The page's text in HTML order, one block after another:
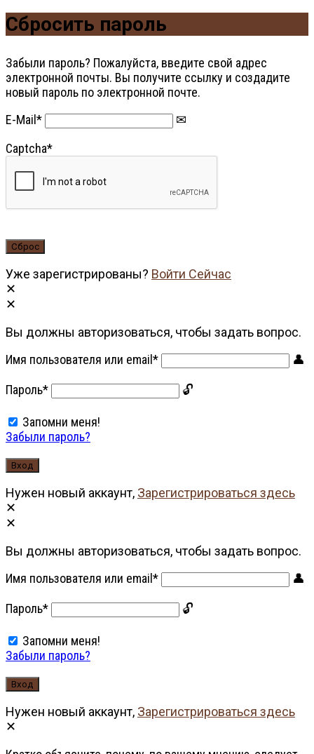
Сбросить пароль
Забыли пароль? Пожалуйста, введите свой адрес
электронной почты. Вы получите ссылку и создадите
новый пароль по электронной почте.
E-Mail *
Captcha*
Уже зарегистрированы? Войти Сейчас
Вы должны авторизоваться, чтобы задать вопрос.
Имя пользователя или email *
Пароль*
Запомни меня!
Забыли пароль?
Нужен новый аккаунт, Зарегистрироваться здесь
Вы должны авторизоваться, чтобы задать вопрос.
Имя пользователя или email *
Пароль*
Запомни меня!
Забыли пароль?
Нужен новый аккаунт, Зарегистрироваться здесь